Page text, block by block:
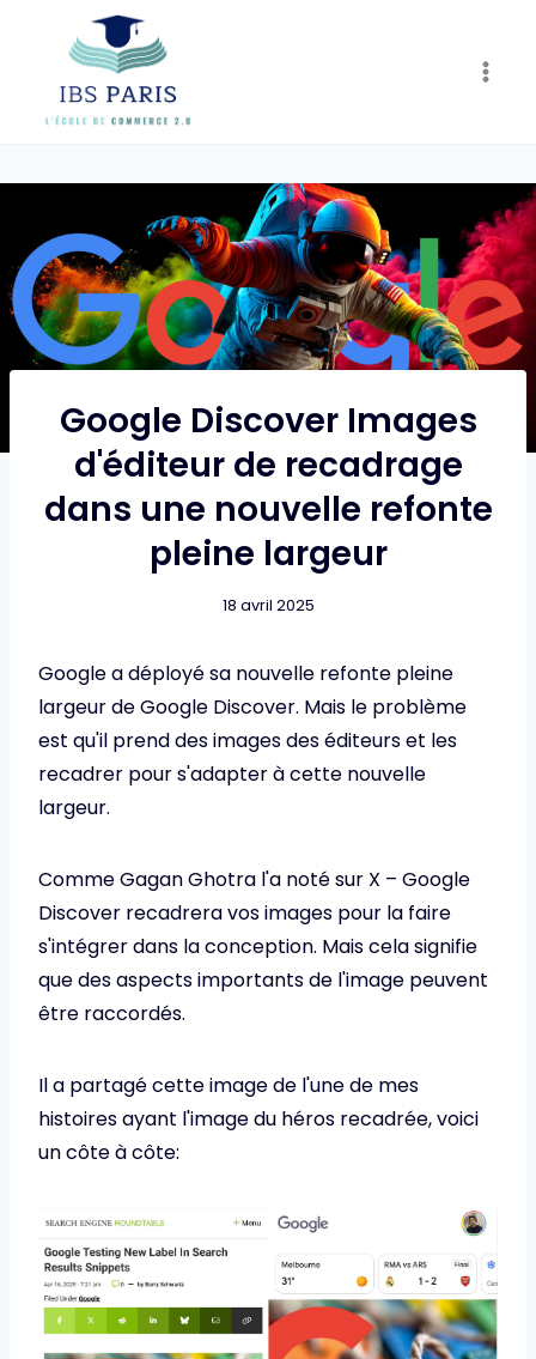
content
Google Discover Images
d'éditeur de recadrage
dans une nouvelle refonte
pleine largeur
18 avril 2025
Google a déployé sa nouvelle refonte pleine
largeur de Google Discover. Mais le problème
est qu'il prend des images des éditeurs et les
recadrer pour s'adapter à cette nouvelle
largeur.
Comme Gagan Ghotra l'a noté sur X – Google
Discover recadrera vos images pour la faire
s'intégrer dans la conception. Mais cela signifie
que des aspects importants de l'image peuvent
être raccordés.
Il a partagé cette image de l'une de mes
histoires ayant l'image du héros recadrée, voici
un côte à côte: